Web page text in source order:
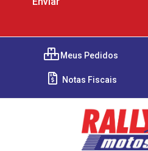
Meus Pedidos
Notas Fiscais